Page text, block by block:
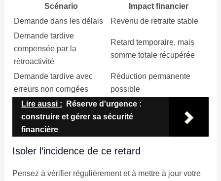
Scénario
Impact financier
Demande dans les délais
Revenu de retraite stable
Demande tardive
compensée par la
rétroactivité
Retard temporaire, mais
somme totale récupérée
Demande tardive avec
erreurs non corrigées
Réduction permanente
possible
Lire aussi :
Réserve d'urgence :
construire et gérer sa sécurité
financière
Isoler l’incidence de ce retard
Pensez à vérifier régulièrement et à mettre à jour votre